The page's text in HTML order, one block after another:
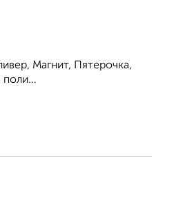
Магнит, Пятерочка,